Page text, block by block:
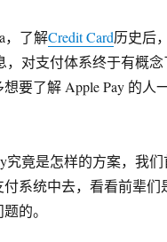
，了解Credit Card历史后
，对支付体系终于有概
要了解 Apple Pay 的人
究竟是怎样的方案，我
系统中去，看看前辈们
的。